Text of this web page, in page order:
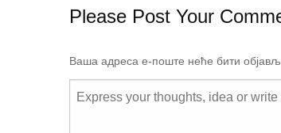
Please Post Your
Ваша адреса е-поште неће бити